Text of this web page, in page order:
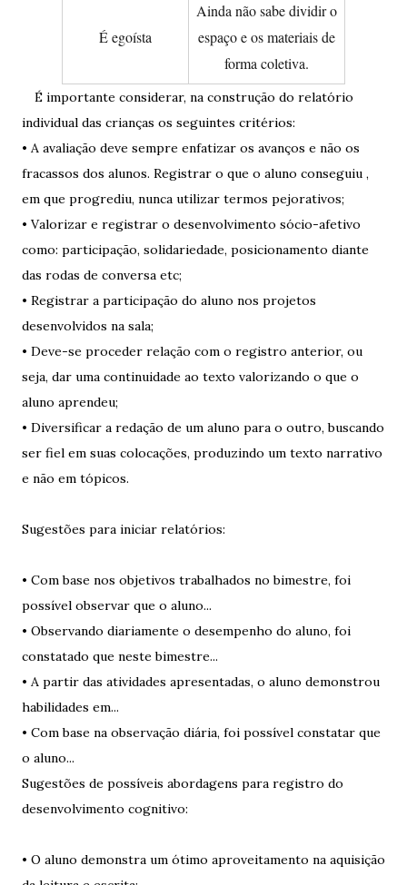
É egoísta
Ainda não sabe dividir o
espaço e os materiais de
forma coletiva.
É importante considerar, na construção do relatório
individual das crianças os seguintes critérios:
• A avaliação deve sempre enfatizar os avanços e não os
fracassos dos alunos. Registrar o que o aluno conseguiu ,
em que progrediu, nunca utilizar termos pejorativos;
• Valorizar e registrar o desenvolvimento sócio-afetivo
como: participação, solidariedade, posicionamento diante
das rodas de conversa etc;
• Registrar a participação do aluno nos projetos
desenvolvidos na sala;
• Deve-se proceder relação com o registro anterior, ou
seja, dar uma continuidade ao texto valorizando o que o
aluno aprendeu;
• Diversificar a redação de um aluno para o outro, buscando
ser fiel em suas colocações, produzindo um texto narrativo
e não em tópicos.
Sugestões para iniciar relatórios:
• Com base nos objetivos trabalhados no bimestre, foi
possível observar que o aluno...
• Observando diariamente o desempenho do aluno, foi
constatado que neste bimestre...
• A partir das atividades apresentadas, o aluno demonstrou
habilidades em...
• Com base na observação diária, foi possível constatar que
o aluno...
Sugestões de possíveis abordagens para registro do
desenvolvimento cognitivo:
• O aluno demonstra um ótimo aproveitamento na aquisição